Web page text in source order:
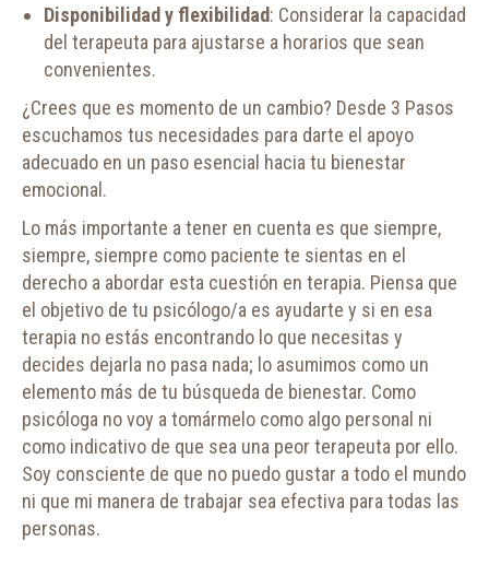
Disponibilidad y flexibilidad: Considerar la capacidad
del terapeuta para ajustarse a horarios que sean
convenientes.
¿Crees que es momento de un cambio? Desde 3 Pasos
escuchamos tus necesidades para darte el apoyo
adecuado en un paso esencial hacia tu bienestar
emocional.
Lo más importante a tener en cuenta es que siempre,
siempre, siempre como paciente te sientas en el
derecho a abordar esta cuestión en terapia. Piensa que
el objetivo de tu psicólogo/a es ayudarte y si en esa
terapia no estás encontrando lo que necesitas y
decides dejarla no pasa nada; lo asumimos como un
elemento más de tu búsqueda de bienestar. Como
psicóloga no voy a tomármelo como algo personal ni
como indicativo de que sea una peor terapeuta por ello.
Soy consciente de que no puedo gustar a todo el mundo
ni que mi manera de trabajar sea efectiva para todas las
personas.